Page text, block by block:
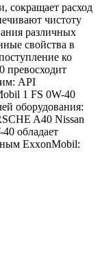
сокращает расход
чистоту
различных
свойства в
ко
превосходит
API
1 FS 0W-40
оборудования:
A40 Nissan
обладает
ExxonMobil: